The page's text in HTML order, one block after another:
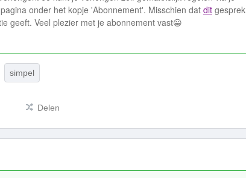
onder het kopje 'Abonnement'. Misschien dat dit gesprek
geeft. Veel plezier met je abonnement vast😀
simpel
Delen